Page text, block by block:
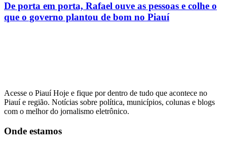
De porta em porta, Rafael ouve as pessoas e colhe o
que o governo plantou de bom no Piauí
Acesse o Piauí Hoje e fique por dentro de tudo que acontece no
Piauí e região. Notícias sobre política, municípios, colunas e blogs
com o melhor do jornalismo eletrônico.
Onde estamos